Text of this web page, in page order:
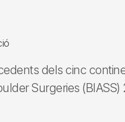
dels cinc
Surgeries (BIASS)